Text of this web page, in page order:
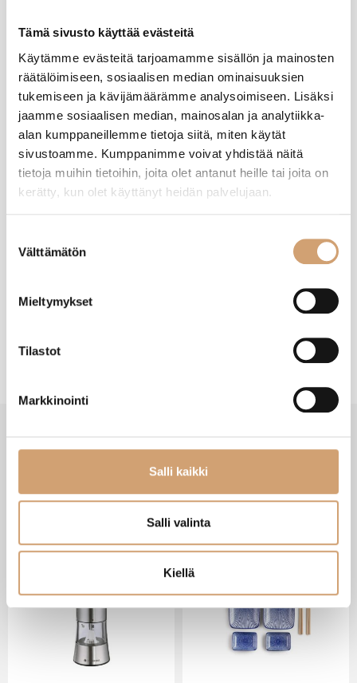
Tämä sivusto käyttää evästeitä
Käytämme evästeitä tarjoamamme sisällön ja mainosten
räätälöimiseen, sosiaalisen median ominaisuuksien
tukemiseen ja kävijämäärämme analysoimiseen. Lisäksi
jaamme sosiaalisen median, mainosalan ja analytiikka-
alan kumppaneillemme tietoja siitä, miten käytät
sivustoamme. Kumppanimme voivat yhdistää näitä
tietoja muihin tietoihin, joita olet antanut heille tai joita on
kerätty, kun olet käyttänyt heidän palvelujaan.
valinta
Välttämätön
Mieltymykset
Tilastot
Markkinointi
Salli kaikki
Salli valinta
Kiellä
JT
Jorma Toiminen
Chef's Choice M1520 sähköinen veitsenteroitin
Oliko tämä arvostelu hyödyllinen? 7 kuukautta sitten
VIIMEISIMMÄT TUOTTEET